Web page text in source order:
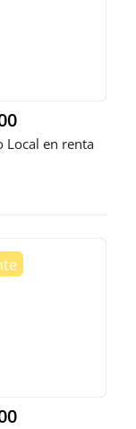
Local en renta